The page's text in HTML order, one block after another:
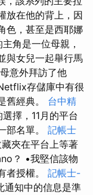
放在他的背上，因
色，甚至是西耶娜
角是一位母親，
與女兒一起舉行馬
意外拜訪了他
存儲庫中有很
舊經典。 台中精
擇，11月的平台
部名單。 記帳士
夾在平台上等著
？ •我堅信該物
者授權。 記帳士-
通知中的信息是準